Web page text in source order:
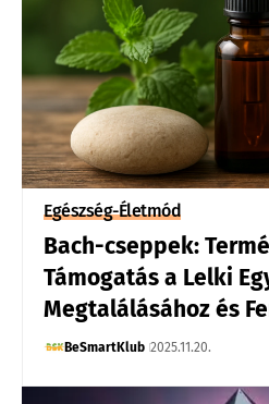
Egészség-Életmód
Bach-cseppek:
Támogatás a Lelki
Megtalálásához és
BeSmartKlub 2025.11.20.